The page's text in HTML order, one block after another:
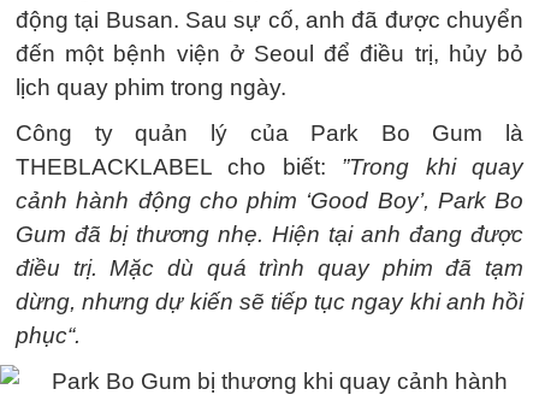
động tại Busan. Sau sự cố, anh đã được chuyển
đến một bệnh viện ở Seoul để điều trị, hủy bỏ
lịch quay phim trong ngày.
Công ty quản lý của Park Bo Gum là
THEBLACKLABEL cho biết: ”Trong khi quay
cảnh hành động cho phim ‘Good Boy’, Park Bo
Gum đã bị thương nhẹ. Hiện tại anh đang được
điều trị. Mặc dù quá trình quay phim đã tạm
dừng, nhưng dự kiến sẽ tiếp tục ngay khi anh hồi
phục“.